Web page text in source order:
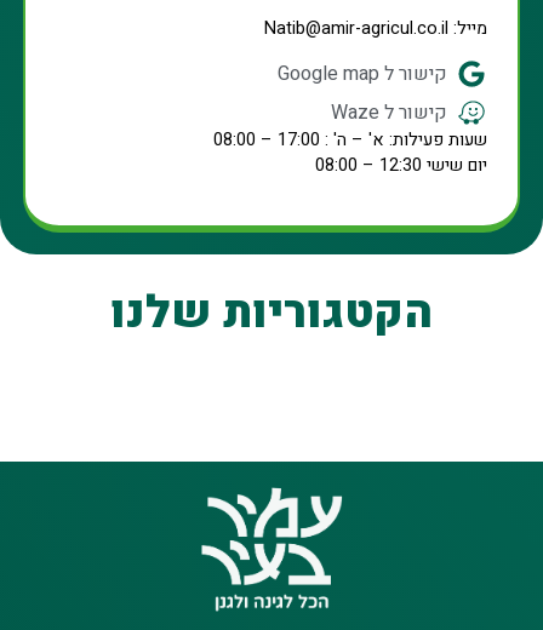
מייל: Natib@amir-agricul.co.il
קישור ל Google map
קישור ל Waze
שעות פעילות: א' – ה' : 17:00 – 08:00
יום שישי 12:30 – 08:00
הקטגוריות שלנו